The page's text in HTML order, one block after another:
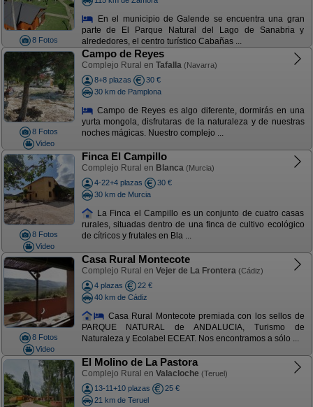
8 Fotos
En el municipio de Galende se encuentra una gran
parte de El Parque Natural del Lago de Sanabria y
alrededores, el centro turístico Cabañas ...
8 Fotos
Video
Campo de Reyes
Complejo Rural en Tafalla (Navarra)
8+8 plazas
30 €
30 km de Pamplona
Campo de Reyes es algo diferente, dormirás en una
yurta mongola, disfrutaras de la naturaleza y de nuestras
noches mágicas. Nuestro complejo ...
8 Fotos
Video
Finca El Campillo
Complejo Rural en Blanca (Murcia)
4-22+4 plazas
30 €
30 km de Murcia
La Finca el Campillo es un conjunto de cuatro casas
rurales, situadas dentro de una finca de cultivo ecológico
de cítricos y frutales en Bla ...
8 Fotos
Video
Casa Rural Montecote
Complejo Rural en Vejer de La Frontera (Cádiz)
4 plazas
22 €
40 km de Cádiz
Casa Rural Montecote premiada con los sellos de
PARQUE NATURAL de ANDALUCIA, Turismo de
Naturaleza y Ecolabel ECEAT. Nos encontramos a sólo ...
El Molino de La Pastora
Complejo Rural en Valacloche (Teruel)
13-11+10 plazas
25 €
21 km de Teruel